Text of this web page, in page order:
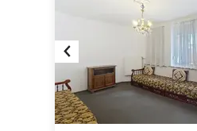
Previous